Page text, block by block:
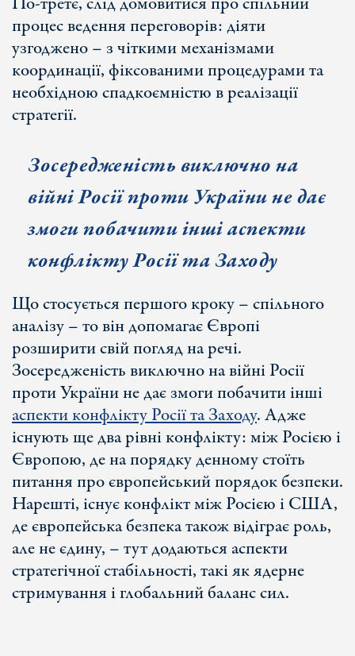
процес ведення переговорів: діяти
узгоджено – з чіткими механізмами
координації, фіксованими процедурами та
необхідною спадкоємністю в реалізації
стратегії.
Зосередженість виключно на
війні Росії проти України не дає
змоги побачити інші аспекти
конфлікту Росії та Заходу
Що стосується першого кроку – спільного
аналізу – то він допомагає Європі
розширити свій погляд на речі.
Зосередженість виключно на війні Росії
проти України не дає змоги побачити інші
аспекти конфлікту Росії та Заходу. Адже
існують ще два рівні конфлікту: між Росією і
Європою, де на порядку денному стоїть
питання про європейський порядок безпеки.
Нарешті, існує конфлікт між Росією і США,
де європейська безпека також відіграє роль,
але не єдину, – тут додаються аспекти
стратегічної стабільності, такі як ядерне
стримування і глобальний баланс сил.